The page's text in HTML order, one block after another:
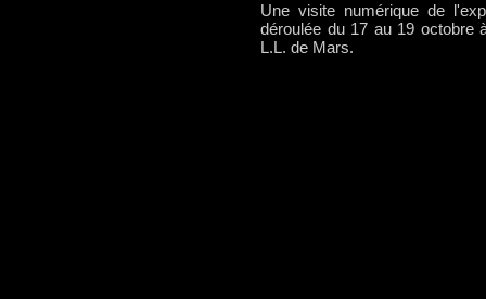
Une visite numérique de
déroulée du 17 au 19 octobre
L.L. de Mars.